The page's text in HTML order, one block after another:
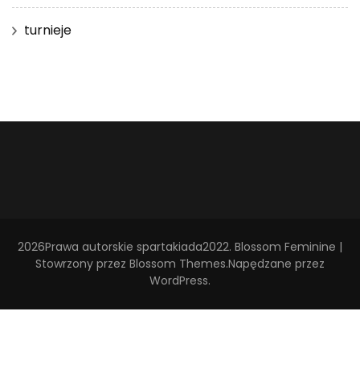
turnieje
2026Prawa autorskie spartakiada2022. Blossom Feminine |
Stowrzony przez Blossom Themes.Napędzane przez
WordPress.